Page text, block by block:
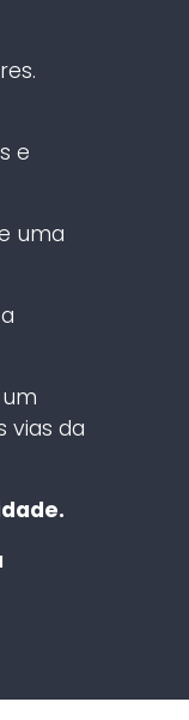
e
uma
um
vias da